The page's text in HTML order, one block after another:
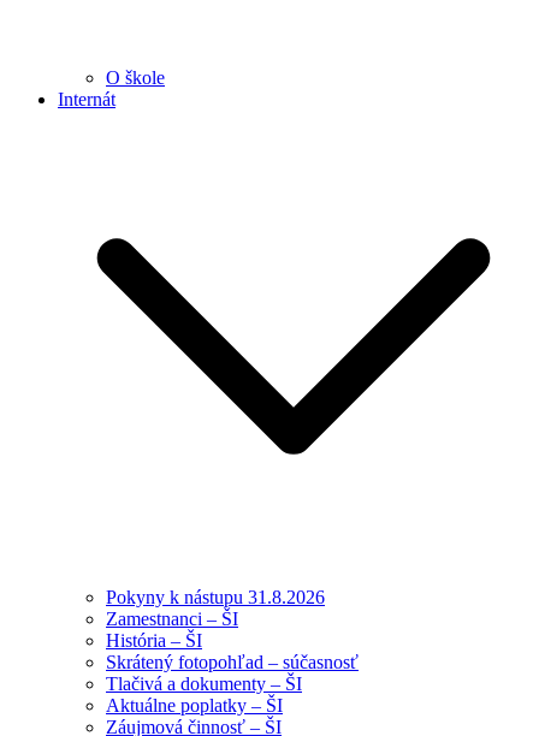
O škole
Internát
Pokyny k nástupu 31.8.2026
Zamestnanci – ŠI
História – ŠI
Skrátený fotopohľad – súčasnosť
Tlačivá a dokumenty – ŠI
Aktuálne poplatky – ŠI
Záujmová činnosť – ŠI